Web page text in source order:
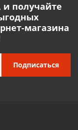
и получайте
магазина